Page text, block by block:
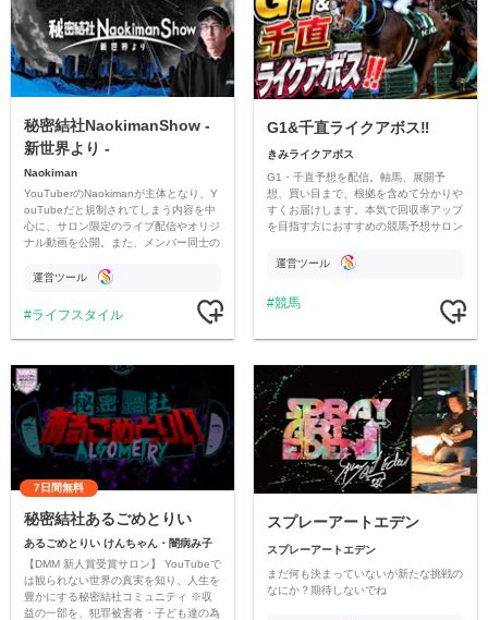
秘密結社NaokimanShow -
新世界より -
Naokiman
YouTuberのNaokimanが主体となり、Y
ouTubeだと規制されてしまう内容を中
心に、サロン限定のライブ配信やオリジ
ナル動画を公開。また、メンバー同士の
ただいています。
運営ツール
ライフスタイル
G1&千直ライクアボス‼️
きみライクアボス
G1・千直予想を配信。軸馬、展開予
想、買い目まで、根拠を含めて分かりや
すくお届けします。本気で回収率アップ
を目指す方におすすめの競馬予想サロン
運営ツール
競馬
7日間無料
秘密結社あるごめとりい
あるごめとりい けんちゃん・闇病み子
【DMM 新人賞受賞サロン】 YouTubeで
は観られない世界の真実を知り、人生を
豊かにする秘密結社コミュニティ ※収
益の一部を、犯罪被害者・子ども達の為
スプレーアートエデン
スプレーアートエデン
まだ何も決まっていないが新たな挑戦の
なにか？期待しないでね